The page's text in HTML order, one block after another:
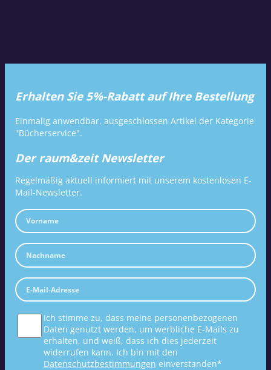
Erhalten Sie 5%-Rabatt auf Ihre Bestellung
Einmalig anwendbar, ausgeschlossen Artikel der Kategorie
"Bücherservice".
Der raum&zeit Newsletter
Regelmäßig aktuell informiert mit unserem kostenlosen E-
Mail-Newsletter.
Ich stimme zu, dass meine personenbezogenen
Daten genutzt werden, um werbliche E-Mails zu
erhalten, und weiß, dass ich dies jederzeit
widerrufen kann. Ich bin mit den
Datenschutzbestimmungen einverstanden*